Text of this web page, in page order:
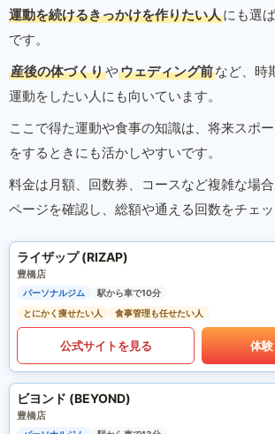
運動を続けるきっかけを作りたい人にも選
です。
産後の体づくりやウェディング前など、時
運動をしたい人にも向いています。
ここで得た運動や食事の知識は、将来スポ
をするときにも活かしやすいです。
料金は月額、回数券、コースなど複雑な場
ページを確認し、総額や通える回数をチェッ
ライザップ (RIZAP)
豊橋店
パーソナルジム
駅から車で10分
とにかく痩せたい人
食事管理も任せたい人
公式サイトを見る 体
ビヨンド (BEYOND)
豊橋店